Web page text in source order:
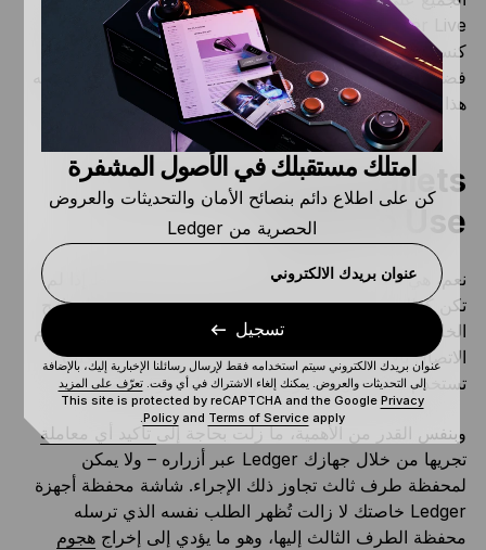
Ledger Live المتوفرة لكل عملة مشفرة. علاوة على عملها
كنسخة احتياطية، فهي تمنح مستخدمينا حرية الاختيار – فإذا
فضل أحدهم استخدام محفظة غير Ledger Live، سيكون لديه
هذا الخيار.
Are Third-Party Wallets
Safe To Use?
نعم، هي آمنة. كن مطمئناً أننا لن نسمح بهذه المحافظ إذا لم
تكن كذلك. تم تصميم محفظة الأجهزة خاصتك لحفظ المفاتيح
الخاصة التي تتيح الوصول إلى عملاتك المشفرة في وضع عدم
الاتصال بالإنترنت. هذه المفاتيح لا تغادر جهازك، سواءً كنت
تستخدم Ledger Live أو تطبيق محفظة طرف ثالث.
وبنفس القدر من الأهمية، ما زلت بحاجة إلىتأكيد أي معاملة
تجريها من خلال جهازك Ledger عبر أزراره – ولا يمكن
لمحفظة طرف ثالث تجاوز ذلك الإجراء. شاشة محفظة أجهزة
Ledger خاصتك لا زالت تُظهر الطلب نفسه الذي ترسله
محفظة الطرف الثالث إليها، وهو ما يؤدي إلى إخراج هجوم
امتلك مستقبلك في الأصول المشفرة
كن على اطلاع دائم بنصائح الأمان والتحديثات والعروض
الحصرية من Ledger
عنوان بريدك الالكتروني
تسجيل
عنوان بريدك الالكتروني سيتم استخدامه فقط لإرسال رسائلنا الإخبارية إليك، بالإضافة
إلى التحديثات والعروض. يمكنك إلغاء الاشتراك في أي وقت. تعرّف على المزيد
This site is protected by reCAPTCHA and the GooglePrivacy
Policy andTerms of Service apply.